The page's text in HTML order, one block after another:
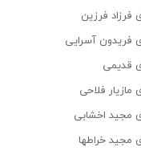
فرزین
فریدون آسرایی
قدیمی
فلاحی
مجید اخشابی
خراطها